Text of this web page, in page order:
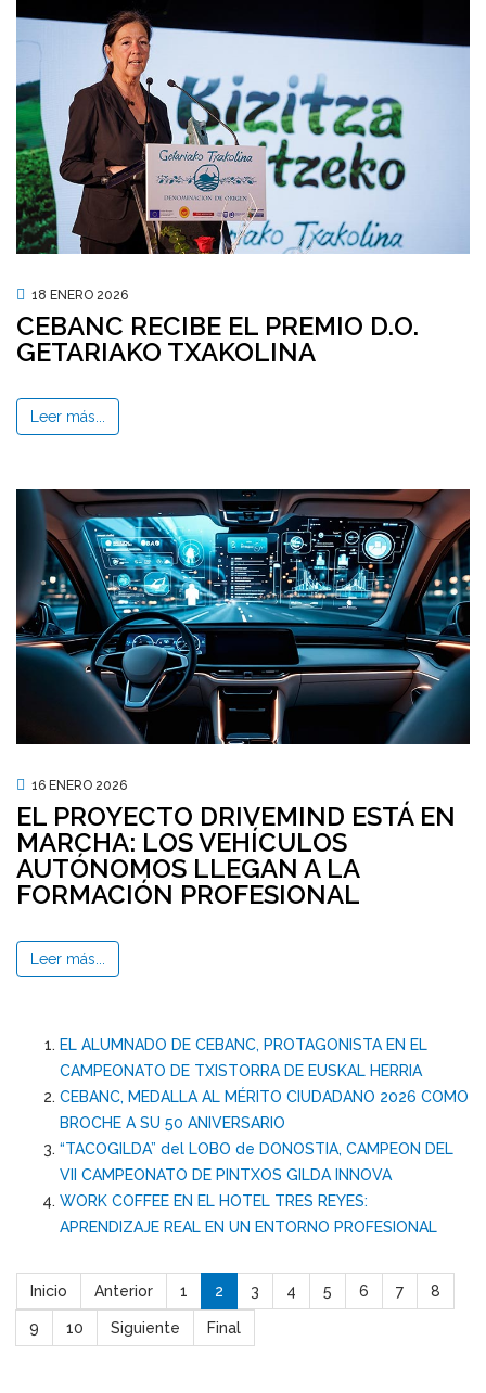
18 ENERO 2026
CEBANC RECIBE EL PREMIO D.O.
GETARIAKO TXAKOLINA
Leer más...
16 ENERO 2026
EL PROYECTO DRIVEMIND ESTÁ EN
MARCHA: LOS VEHÍCULOS
AUTÓNOMOS LLEGAN A LA
FORMACIÓN PROFESIONAL
Leer más...
EL ALUMNADO DE CEBANC, PROTAGONISTA EN EL
CAMPEONATO DE TXISTORRA DE EUSKAL HERRIA
CEBANC, MEDALLA AL MÉRITO CIUDADANO 2026 COMO
BROCHE A SU 50 ANIVERSARIO
“TACOGILDA” del LOBO de DONOSTIA, CAMPEON DEL
VII CAMPEONATO DE PINTXOS GILDA INNOVA
WORK COFFEE EN EL HOTEL TRES REYES:
APRENDIZAJE REAL EN UN ENTORNO PROFESIONAL
Inicio Anterior 1 2 3 4 5 6 7 8
9 10 Siguiente Final